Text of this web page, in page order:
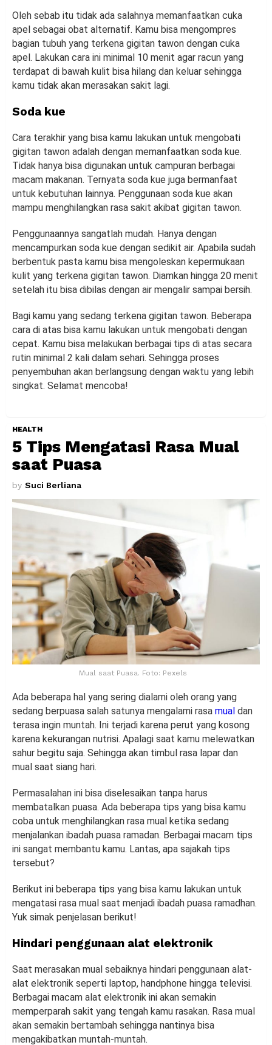
Oleh sebab itu tidak ada salahnya memanfaatkan cuka
apel sebagai obat alternatif. Kamu bisa mengompres
bagian tubuh yang terkena gigitan tawon dengan cuka
apel. Lakukan cara ini minimal 10 menit agar racun yang
terdapat di bawah kulit bisa hilang dan keluar sehingga
kamu tidak akan merasakan sakit lagi.
Soda kue
Cara terakhir yang bisa kamu lakukan untuk mengobati
gigitan tawon adalah dengan memanfaatkan soda kue.
Tidak hanya bisa digunakan untuk campuran berbagai
macam makanan. Ternyata soda kue juga bermanfaat
untuk kebutuhan lainnya. Penggunaan soda kue akan
mampu menghilangkan rasa sakit akibat gigitan tawon.
Penggunaannya sangatlah mudah. Hanya dengan
mencampurkan soda kue dengan sedikit air. Apabila sudah
berbentuk pasta kamu bisa mengoleskan kepermukaan
kulit yang terkena gigitan tawon. Diamkan hingga 20 menit
setelah itu bisa dibilas dengan air mengalir sampai bersih.
Bagi kamu yang sedang terkena gigitan tawon. Beberapa
cara di atas bisa kamu lakukan untuk mengobati dengan
cepat. Kamu bisa melakukan berbagai tips di atas secara
rutin minimal 2 kali dalam sehari. Sehingga proses
penyembuhan akan berlangsung dengan waktu yang lebih
singkat. Selamat mencoba!
HEALTH
5 Tips Mengatasi Rasa Mual
saat Puasa
by Suci Berliana
Mual saat Puasa. Foto: Pexels
Ada beberapa hal yang sering dialami oleh orang yang
sedang berpuasa salah satunya mengalami rasa mual dan
terasa ingin muntah. Ini terjadi karena perut yang kosong
karena kekurangan nutrisi. Apalagi saat kamu melewatkan
sahur begitu saja. Sehingga akan timbul rasa lapar dan
mual saat siang hari.
Permasalahan ini bisa diselesaikan tanpa harus
membatalkan puasa. Ada beberapa tips yang bisa kamu
coba untuk menghilangkan rasa mual ketika sedang
menjalankan ibadah puasa ramadan. Berbagai macam tips
ini sangat membantu kamu. Lantas, apa sajakah tips
tersebut?
Berikut ini beberapa tips yang bisa kamu lakukan untuk
mengatasi rasa mual saat menjadi ibadah puasa ramadhan.
Yuk simak penjelasan berikut!
Hindari penggunaan alat elektronik
Saat merasakan mual sebaiknya hindari penggunaan alat-
alat elektronik seperti laptop, handphone hingga televisi.
Berbagai macam alat elektronik ini akan semakin
memperparah sakit yang tengah kamu rasakan. Rasa mual
akan semakin bertambah sehingga nantinya bisa
mengakibatkan muntah-muntah.